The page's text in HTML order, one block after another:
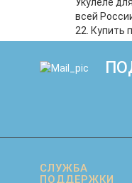
зеленый
всей
22. Купить
СЛУЖБА
ПОДДЕРЖКИ